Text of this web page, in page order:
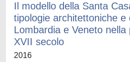
Il modello della Santa
tipologie architettoniche e
Lombardia e Veneto nella
XVII secolo
2016